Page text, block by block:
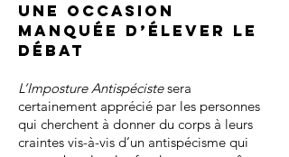
Une occasion
manquée d’élever le
débat
L’Imposture Antispécistesera
certainement apprécié par les personnes
qui cherchent à donner du corps à leurs
craintes vis-à-vis d’un antispécisme qui